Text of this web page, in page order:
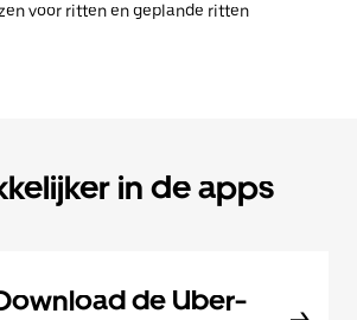
voor ritten en geplande ritten
in de apps
de Uber-